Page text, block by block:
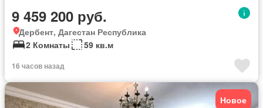
9 459 200 руб.
Дербент, Дагестан Республика
2 Комнаты
59 кв.м
16 часов назад
Новое